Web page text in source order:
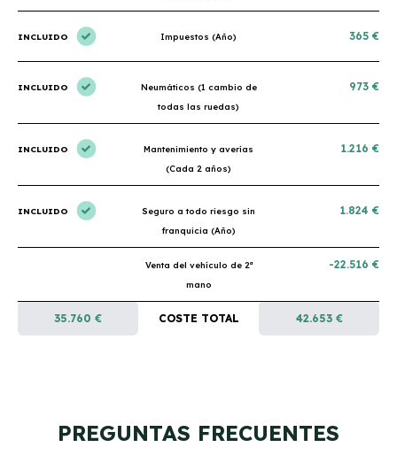
INCLUIDO Impuestos (Año) 365 €
INCLUIDO
Neumáticos (1 cambio de
todas las ruedas)
973 €
INCLUIDO
Mantenimiento y averías
(Cada 2 años)
1.216 €
INCLUIDO
Seguro a todo riesgo sin
franquicia (Año)
1.824 €
Venta del vehículo de 2ª
mano
-22.516 €
35.760 € COSTE TOTAL 42.653 €
PREGUNTAS FRECUENTES